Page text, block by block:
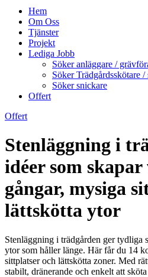
Hem
Om Oss
Tjänster
Projekt
Lediga Jobb
Söker anläggare /
Söker Trädgårdsskötare /
Söker snickare
Offert
Offert
Stenläggning i
idéer som
gångar, mysiga
lättskötta ytor
Stenläggning i trädgården ger tydliga
ytor som håller länge. Här får du 14
sittplatser och lättskötta zoner. Med
stabilt, dränerande och enkelt att